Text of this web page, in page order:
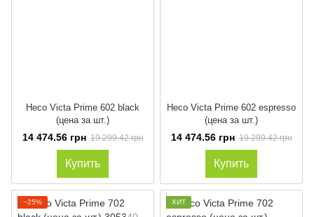
Heco Victa Prime 602 black
(цена за шт.)
14 474.56 грн 19 299.42 грн
Купить
Heco Victa Prime 602 espresso
(цена за шт.)
14 474.56 грн 19 299.42 грн
Купить
−25% ХИТ